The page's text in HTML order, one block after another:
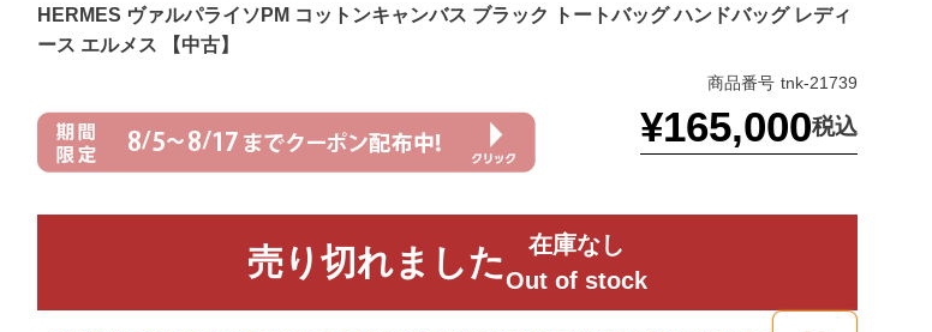
HERMES ヴァルパライソPM コットンキャンバス ブラック トートバッグ ハンドバッグ レディ
ース エルメス 【中古】
商品番号 tnk-21739
¥165,000税込
売り切れました
在庫なし
Out of stock